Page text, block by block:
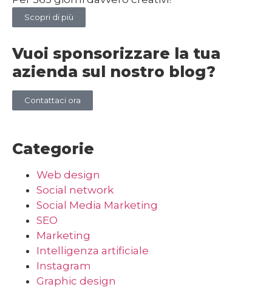
Scopri di più
Vuoi sponsorizzare la tua
azienda sul nostro blog?
Contattaci ora
Categorie
Web design
Social network
Social Media Marketing
SEO
Marketing
Intelligenza artificiale
Instagram
Graphic design